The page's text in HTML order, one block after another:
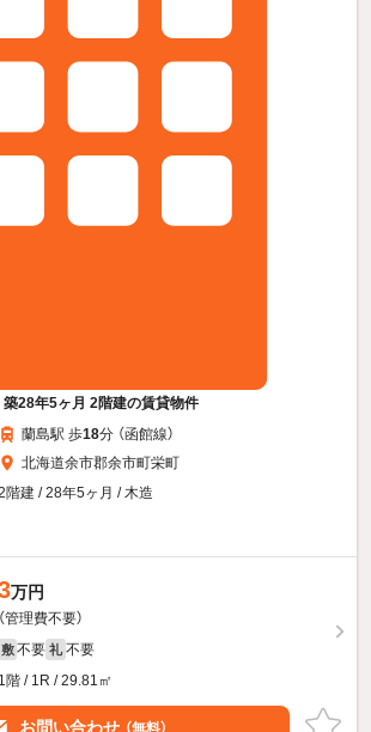
28年5ヶ月 2階建の賃貸物件
蘭島駅 歩18分 （函館線）
北海道余市郡余市町栄町
階建 / 28年5ヶ月 / 木造
万円
（管理費不要）
敷 不要 礼 不要
1階 / 1R / 29.81㎡
お問い合わせ